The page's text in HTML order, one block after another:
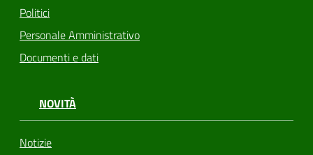
Politici
Personale Amministrativo
Documenti e dati
NOVITÀ
Notizie